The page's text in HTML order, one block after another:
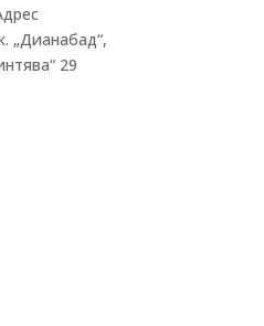
„Дианабад“,
“ 29